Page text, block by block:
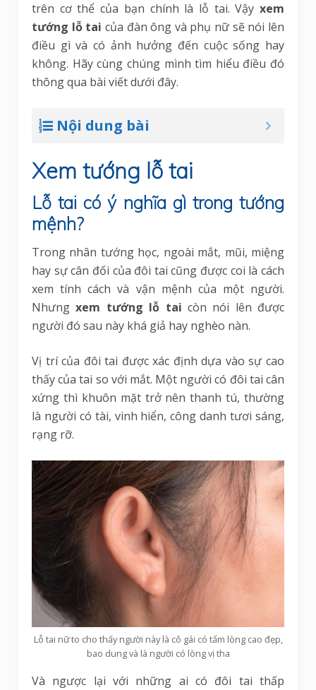
trên cơ thể của bạn chính là lỗ tai. Vậy xem
tướng lỗ tai của đàn ông và phụ nữ sẽ nói lên
điều gì và có ảnh hưởng đến cuộc sống hay
không. Hãy cùng chúng mình tìm hiểu điều đó
thông qua bài viết dưới đây.
Nội dung bài
Xem tướng lỗ tai
Lỗ tai có ý nghĩa gì trong tướng
mệnh?
Trong nhân tướng học, ngoài mắt, mũi, miệng
hay sự cân đối của đôi tai cũng được coi là cách
xem tính cách và vận mệnh của một người.
Nhưngxem tướng lỗ tai còn nói lên được
người đó sau này khá giả hay nghèo nàn.
Vị trí của đôi tai được xác định dựa vào sự cao
thấy của tai so với mắt. Một người có đôi tai cân
xứng thì khuôn mặt trở nên thanh tú, thường
là người có tài, vinh hiển, công danh tươi sáng,
rạng rỡ.
Lỗ tai nữ to cho thấy người này là cô gái có tấm lòng cao đẹp,
bao dung và là người có lòng vị tha
Và ngược lại với những ai có đôi tai thấp